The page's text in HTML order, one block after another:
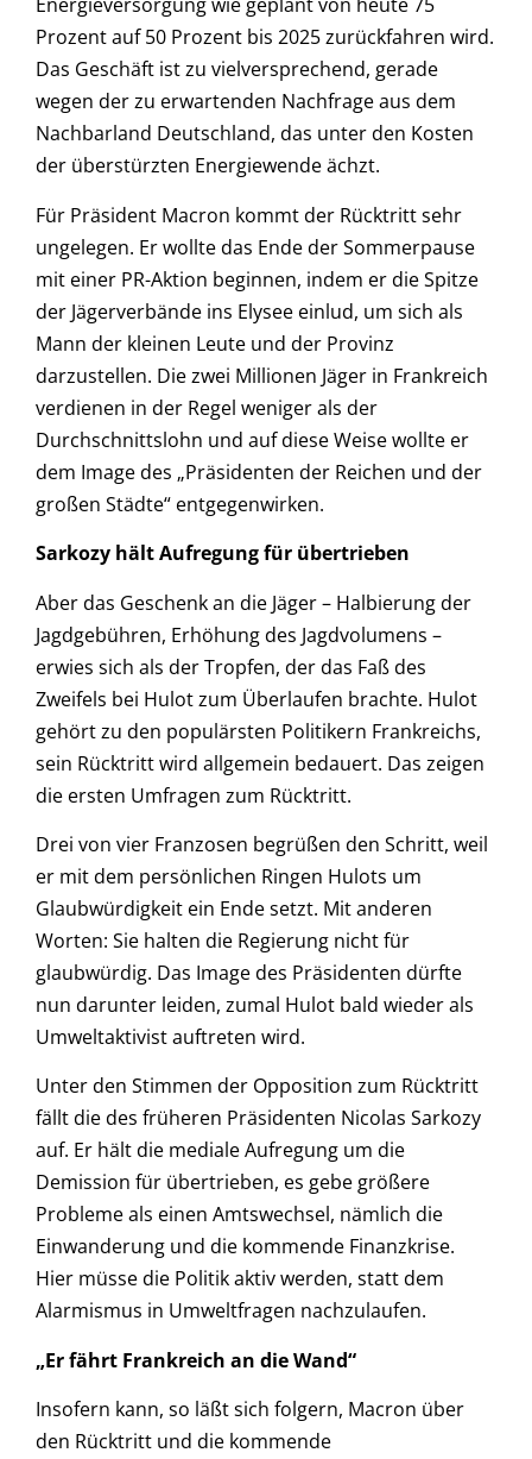
Energieversorgung wie geplant von heute 75
Prozent auf 50 Prozent bis 2025 zurückfahren wird.
Das Geschäft ist zu vielversprechend, gerade
wegen der zu erwartenden Nachfrage aus dem
Nachbarland Deutschland, das unter den Kosten
der überstürzten Energiewende ächzt.
Für Präsident Macron kommt der Rücktritt sehr
ungelegen. Er wollte das Ende der Sommerpause
mit einer PR-Aktion beginnen, indem er die Spitze
der Jägerverbände ins Elysee einlud, um sich als
Mann der kleinen Leute und der Provinz
darzustellen. Die zwei Millionen Jäger in Frankreich
verdienen in der Regel weniger als der
Durchschnittslohn und auf diese Weise wollte er
dem Image des „Präsidenten der Reichen und der
großen Städte“ entgegenwirken.
Sarkozy hält Aufregung für übertrieben
Aber das Geschenk an die Jäger – Halbierung der
Jagdgebühren, Erhöhung des Jagdvolumens –
erwies sich als der Tropfen, der das Faß des
Zweifels bei Hulot zum Überlaufen brachte. Hulot
gehört zu den populärsten Politikern Frankreichs,
sein Rücktritt wird allgemein bedauert. Das zeigen
die ersten Umfragen zum Rücktritt.
Drei von vier Franzosen begrüßen den Schritt, weil
er mit dem persönlichen Ringen Hulots um
Glaubwürdigkeit ein Ende setzt. Mit anderen
Worten: Sie halten die Regierung nicht für
glaubwürdig. Das Image des Präsidenten dürfte
nun darunter leiden, zumal Hulot bald wieder als
Umweltaktivist auftreten wird.
Unter den Stimmen der Opposition zum Rücktritt
fällt die des früheren Präsidenten Nicolas Sarkozy
auf. Er hält die mediale Aufregung um die
Demission für übertrieben, es gebe größere
Probleme als einen Amtswechsel, nämlich die
Einwanderung und die kommende Finanzkrise.
Hier müsse die Politik aktiv werden, statt dem
Alarmismus in Umweltfragen nachzulaufen.
„Er fährt Frankreich an die Wand“
Insofern kann, so läßt sich folgern, Macron über
den Rücktritt und die kommende